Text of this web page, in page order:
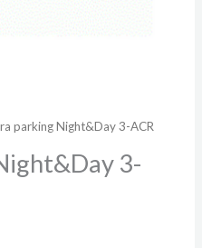
parking Night&Day 3-ACR
3-